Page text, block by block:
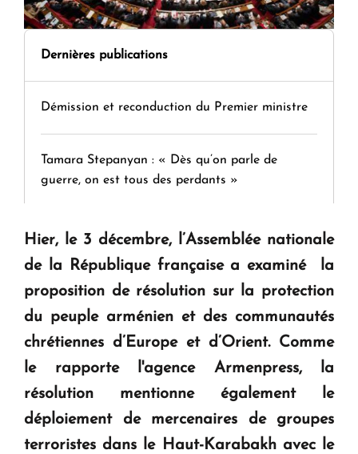
Dernières publications
Démission et reconduction du Premier ministre
Tamara Stepanyan : « Dès qu’on parle de
guerre, on est tous des perdants »
" Tant qu'il n'existe pas d'alternative concrète, la
KASA : 30 ans d'audace, de résilience et d'avenir
en Arménie
Le premier hôtel Hyatt Regency d'Arménie
ouvrira ses portes à Dilijan
Hier, le 3 décembre, l’Assemblée nationale
de la République française a examiné la
proposition de résolution sur la protection
du peuple arménien et des communautés
chrétiennes d’Europe et d’Orient. Comme
le rapporte l'agence Armenpress, la
résolution mentionne également le
déploiement de mercenaires de groupes
terroristes dans le Haut-Karabakh avec le